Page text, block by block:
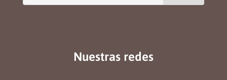
Nuestras redes